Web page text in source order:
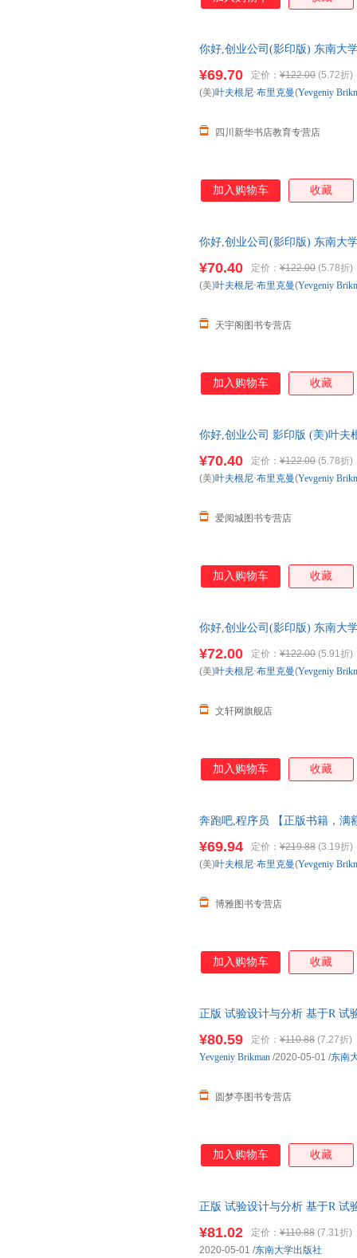
你好,创业公司(影印版) 东南大
¥69.70 定价： ¥122.00 (5.72折)
四川新华书店教育专营店
(美)叶夫根尼·布里克曼(Yevgeniy
加入购物车 收藏
你好,创业公司(影印版) 东南大
¥70.40 定价： ¥122.00 (5.78折)
天宇阁图书专营店
(美)叶夫根尼·布里克曼(Yevgeniy
加入购物车 收藏
你好,创业公司 影印版 (美)叶夫
线客服！
¥70.40 定价： ¥122.00 (5.78折)
爱阅城图书专营店
(美)叶夫根尼·布里克曼(Yevgeniy
加入购物车 收藏
你好,创业公司(影印版) 东南大
¥72.00 定价： ¥122.00 (5.91折)
文轩网旗舰店
(美)叶夫根尼·布里克曼(Yevgeniy
加入购物车 收藏
奔跑吧,程序员 【正版书籍，满
¥69.94 定价： ¥219.88 (3.19折)
博雅图书专营店
(美)叶夫根尼·布里克曼(Yevgeniy
加入购物车 收藏
正版 试验设计与分析 基于R 试
¥80.59 定价： ¥110.88 (7.27折)
圆梦亭图书专营店
Yevgeniy Brikman /2020-05-01 /东南
加入购物车 收藏
正版 试验设计与分析 基于R 试
¥81.02 定价： ¥110.88 (7.31折)
2020-05-01 /东南大学出版社